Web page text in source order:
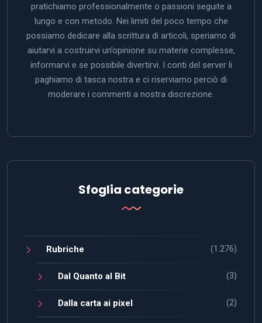
pratichiamo professionalmente o passioni seguite a
lungo e con metodo. Nei limiti del poco tempo che
possiamo dedicare alla scrittura di articoli, speriamo di
aiutarvi a costruirvi un’opinione su materie complesse,
informarvi e se possibile divertirvi. I conti del server li
paghiamo di tasca nostra e ci riserviamo perciò di
moderare i commenti a nostra discrezione.
Sfoglia categorie
Rubriche (1.276)
Dal Quanto al Bit (3)
Dalla carta ai pixel (2)